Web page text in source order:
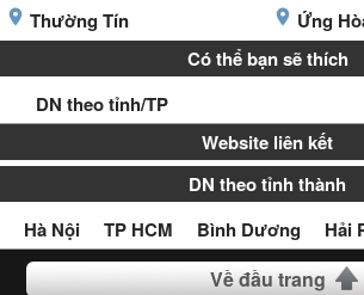
Thường Tín
Ứng
Có thể bạn sẽ thích
DN theo tỉnh/TP
Website liên kết
DN theo tỉnh thành
Hà Nội
TP HCM Bình Dương Hải
Về đầu trang